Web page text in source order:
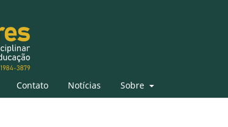
Contato Notícias Sobre